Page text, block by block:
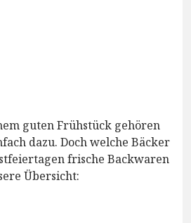
guten Frühstück gehören
dazu. Doch welche Bäcker
frische Backwaren
Übersicht: